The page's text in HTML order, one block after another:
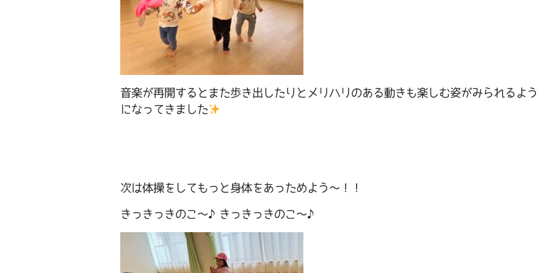
音楽が再開するとまた歩き出したりとメリハリのある動きも楽しむ姿がみられるよう
になってきました
次は体操をしてもっと身体をあっためよう～！！
きっきっきのこ～♪きっきっきのこ～♪